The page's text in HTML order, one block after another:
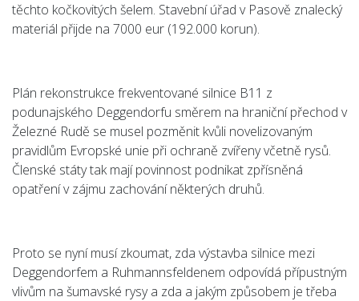
těchto kočkovitých šelem. Stavební úřad v Pasově znalecký
materiál přijde na 7000 eur (192.000 korun).
Plán rekonstrukce frekventované silnice B11 z
podunajského Deggendorfu směrem na hraniční přechod v
Železné Rudě se musel pozměnit kvůli novelizovaným
pravidlům Evropské unie při ochraně zvířeny včetně rysů.
Členské státy tak mají povinnost podnikat zpřísněná
opatření v zájmu zachování některých druhů.
Proto se nyní musí zkoumat, zda výstavba silnice mezi
Deggendorfem a Ruhmannsfeldenem odpovídá přípustným
vlivům na šumavské rysy a zda a jakým způsobem je třeba